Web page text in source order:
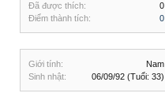
Đã được thích:
0
Điểm thành tích:
0
Giới tính:
Nam
Sinh nhật:
06/09/92 (Tuổi: 33)